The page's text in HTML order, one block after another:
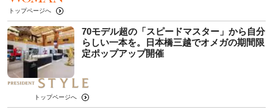
トップページへ
70モデル超の「スピードマスター」から自分
らしい一本を。日本橋三越でオメガの期間限
定ポップアップ開催
トップページへ